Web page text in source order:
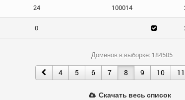
24 100014
0
Доменов в выборке: 184505
4 5 6 7 8 9 10 11
Скачать весь список